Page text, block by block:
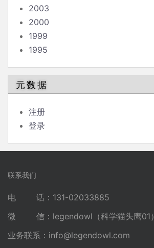
2003
2000
1999
1995
元数据
注册
登录
联系我们
电 话：131-02033885
微 信：legendowl（科学猫头鹰01）
业务联系： info@legendowl.com